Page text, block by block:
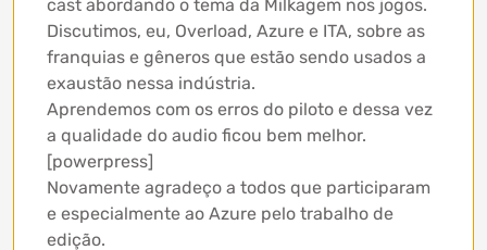
cast abordando o tema da Milkagem nos jogos.
Discutimos, eu, Overload, Azure e ITA, sobre as
franquias e gêneros que estão sendo usados a
exaustão nessa indústria.
Aprendemos com os erros do piloto e dessa vez
a qualidade do audio ficou bem melhor.
[powerpress]
Novamente agradeço a todos que participaram
e especialmente ao Azure pelo trabalho de
edição.